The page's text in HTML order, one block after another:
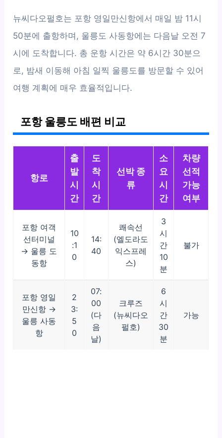
뉴씨다오펄호는 포항 영일만신항에서 매일 밤 11시
50분에 출항하며, 울릉도 사동항에는 다음날 오전 7
시에 도착합니다. 총 운항 시간은 약 6시간 30분으
로, 밤새 이동해 아침 일찍 울릉도를 방문할 수 있어
여행 계획에 매우 효율적입니다.
포항 울릉도 배편 비교
항로
출
발
시
간
도
착
시
간
선박 종
류
소
요
시
간
차량
선적
가능
여부
포항 여객
선터미널
→ 울릉 도
동항
10
:1
0
14:
40
쾌속선
(엘도라도
익스프레
스)
3
시
간
10
분
불가
포항 영일
만신항 →
울릉 사동
항
2
3:
5
0
07:
00
(다
음
날)
크루즈
(뉴씨다오
펄호)
6
시
간
30
분
가능